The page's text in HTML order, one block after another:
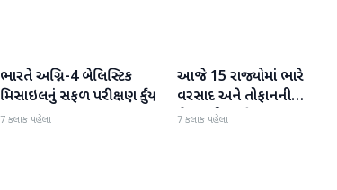
રાષ્ટ્રીય
ભારતે અગ્નિ-4 બેલિસ્ટિક
મિસાઇલનું સફળ પરીક્ષણ કર્યું
7 કલાક પહેલા
રાષ્ટ્રીય
આજે 15 રાજ્યોમાં ભારે
વરસાદ અને તોફાનની
ચેતવણી જારી
7 કલાક પહેલા